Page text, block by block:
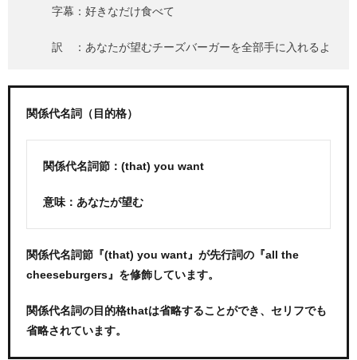
字幕：好きなだけ食べて
訳 ：あなたが望むチーズバーガーを全部手に入れるよ
関係代名詞（目的格）
関係代名詞節：(that) you want
意味：あなたが望む
関係代名詞節『(that) you want』が先行詞の『all the
cheeseburgers』を修飾しています。
関係代名詞の目的格thatは省略することができ、セリフでも
省略されています。